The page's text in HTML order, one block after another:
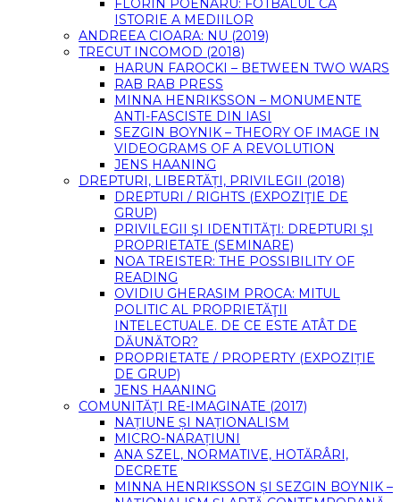
FLORIN POENARU: FOTBALUL CA
ISTORIE A MEDIILOR
ANDREEA CIOARA: NU (2019)
TRECUT INCOMOD (2018)
HARUN FAROCKI – BETWEEN TWO WARS
RAB RAB PRESS
MINNA HENRIKSSON – MONUMENTE
ANTI-FASCISTE DIN IASI
SEZGIN BOYNIK – THEORY OF IMAGE IN
VIDEOGRAMS OF A REVOLUTION
JENS HAANING
DREPTURI, LIBERTĂȚI, PRIVILEGII (2018)
DREPTURI / RIGHTS (EXPOZIŢIE DE
GRUP)
PRIVILEGII ŞI IDENTITĂŢI: DREPTURI ŞI
PROPRIETATE (SEMINARE)
NOA TREISTER: THE POSSIBILITY OF
READING
OVIDIU GHERASIM PROCA: MITUL
POLITIC AL PROPRIETĂŢII
INTELECTUALE. DE CE ESTE ATÂT DE
DĂUNĂTOR?
PROPRIETATE / PROPERTY (EXPOZIȚIE
DE GRUP)
JENS HAANING
COMUNITĂȚI RE-IMAGINATE (2017)
NAȚIUNE ȘI NAȚIONALISM
MICRO-NARAȚIUNI
ANA SZEL, NORMATIVE, HOTĂRÂRI,
DECRETE
MINNA HENRIKSSON ȘI SEZGIN BOYNIK –